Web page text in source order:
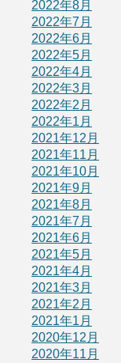
2022年8月
2022年7月
2022年6月
2022年5月
2022年4月
2022年3月
2022年2月
2022年1月
2021年12月
2021年11月
2021年10月
2021年9月
2021年8月
2021年7月
2021年6月
2021年5月
2021年4月
2021年3月
2021年2月
2021年1月
2020年12月
2020年11月